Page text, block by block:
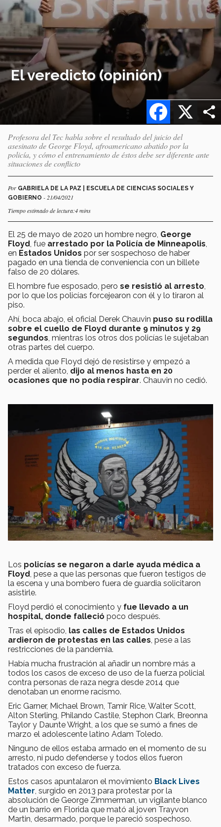
El veredicto (opinión)
X
Facebook
Profesora del Tec habla sobre el resultado del juicio del
asesinato de George Floyd, afroamericano abatido por la
policía, y cómo el entrenamiento de éstos debe ser diferente ante
situaciones de conflicto
Por GABRIELA DE LA PAZ | ESCUELA DE CIENCIAS SOCIALES Y
GOBIERNO - 21/04/2021
Tiempo estimado de lectura:4 mins
El 25 de mayo de 2020 un hombre negro, George
Floyd , fue arrestado por la Policía de Minneapolis
en Estados Unidos por ser sospechoso de haber
pagado en una tienda de conveniencia con un billete
falso de 20 dólares.
El hombre fue esposado, pero se resistió al arresto
por lo que los policías forcejearon con él y lo tiraron al
piso.
Ahí, boca abajo, el oficial Derek Chauvin puso su rodilla
sobre el cuello de Floyd durante 9 minutos y 29
segundos , mientras los otros dos policías le sujetaban
otras partes del cuerpo.
A medida que Floyd dejó de resistirse y empezó a
perder el aliento, dijo al menos hasta en 20
ocasiones que no podía respirar. Chauvin no cedió.
Los policías se negaron a darle ayuda médica a
Floyd, pese a que las personas que fueron testigos de
la escena y una bombero fuera de guardia solicitaron
asistirle.
Floyd perdió el conocimiento y fue llevado a un
hospital, donde falleció poco después.
Tras el episodio, las calles de Estados Unidos
ardieron de protestas en las calles, pese a las
restricciones de la pandemia.
Había mucha frustración al añadir un nombre más a
todos los casos de exceso de uso de la fuerza policial
contra personas de raza negra desde 2014 que
denotaban un enorme racismo.
Eric Garner, Michael Brown, Tamir Rice, Walter Scott,
Alton Sterling, Philando Castile, Stephon Clark, Breonna
Taylor y Daunte Wright, a los que se sumó a fines de
marzo el adolescente latino Adam Toledo.
Ninguno de ellos estaba armado en el momento de su
arresto, ni pudo defenderse y todos ellos fueron
tratados con exceso de fuerza.
Estos casos apuntalaron el movimiento Black Lives
Matter, surgido en 2013 para protestar por la
absolución de George Zimmerman, un vigilante blanco
de un barrio en Florida que mató al joven Trayvon
Martin, desarmado, porque le pareció sospechoso.